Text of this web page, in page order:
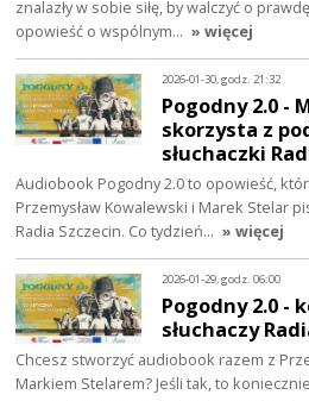
znalazły w sobie siłę, by walczyć o
opowieść o wspólnym… » więcej
2026-01-30, godz. 21:32
Pogodny 2.0 -
skorzysta z
słuchaczki
Audiobook Pogodny 2.0 to opowieść,
Przemysław Kowalewski i Marek Stelar
Radia Szczecin. Co tydzień… » więcej
2026-01-29, godz. 06:00
Pogodny 2.0 -
słuchaczy
Chcesz stworzyć audiobook razem z
Markiem Stelarem? Jeśli tak, to